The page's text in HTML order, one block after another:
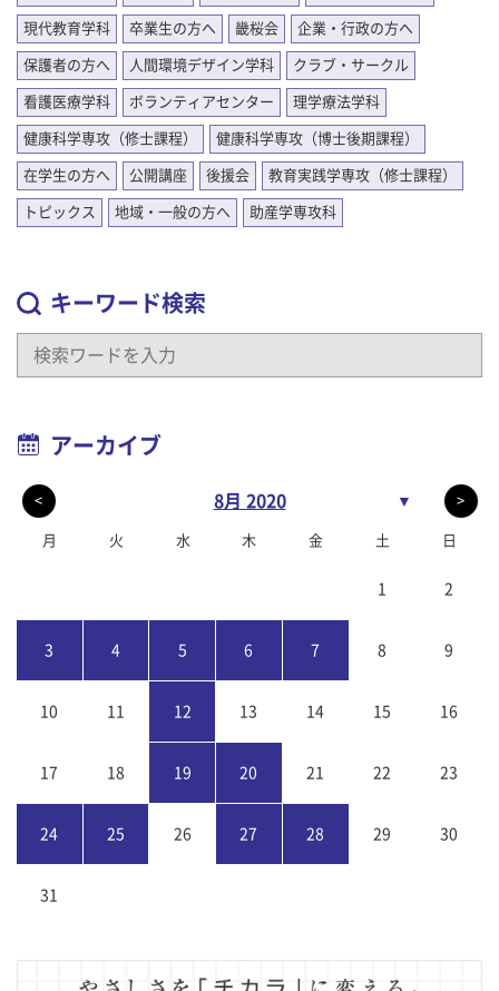
現代教育学科 卒業生の方へ 畿桜会 企業・行政の方へ
保護者の方へ 人間環境デザイン学科 クラブ・サークル
看護医療学科 ボランティアセンター 理学療法学科
健康科学専攻（修士課程） 健康科学専攻（博士後期課程）
在学生の方へ 公開講座 後援会 教育実践学専攻（修士課程）
トピックス 地域・一般の方へ 助産学専攻科
キーワード検索
アーカイブ
< 8月 2020 ▼ >
月 火 水 木 金 土 日
1 2
3 4 5 6 7 8 9
10 11 12 13 14 15 16
17 18 19 20 21 22 23
24 25 26 27 28 29 30
31